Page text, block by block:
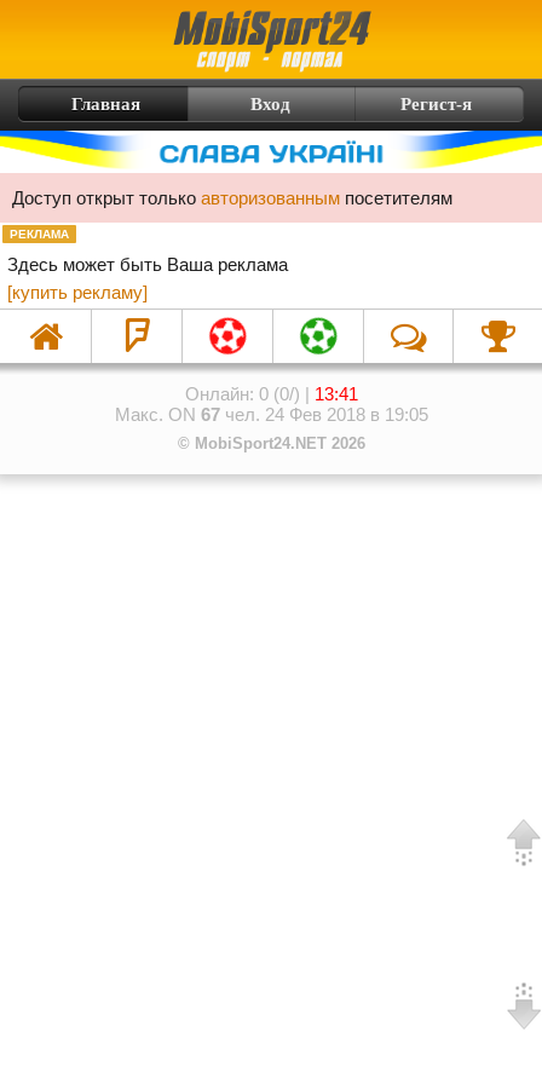
Главная Вход Регист-я
Доступ открыт только авторизованным посетителям
РЕКЛАМА
Здесь может быть Ваша реклама
[купить рекламу]
Онлайн: 0 (0/) | 13:41
Макс. ON 67чел. 24 Фев 2018 в 19:05
© MobiSport24.NET 2026